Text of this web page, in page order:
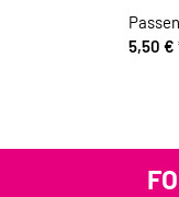
5,50 €